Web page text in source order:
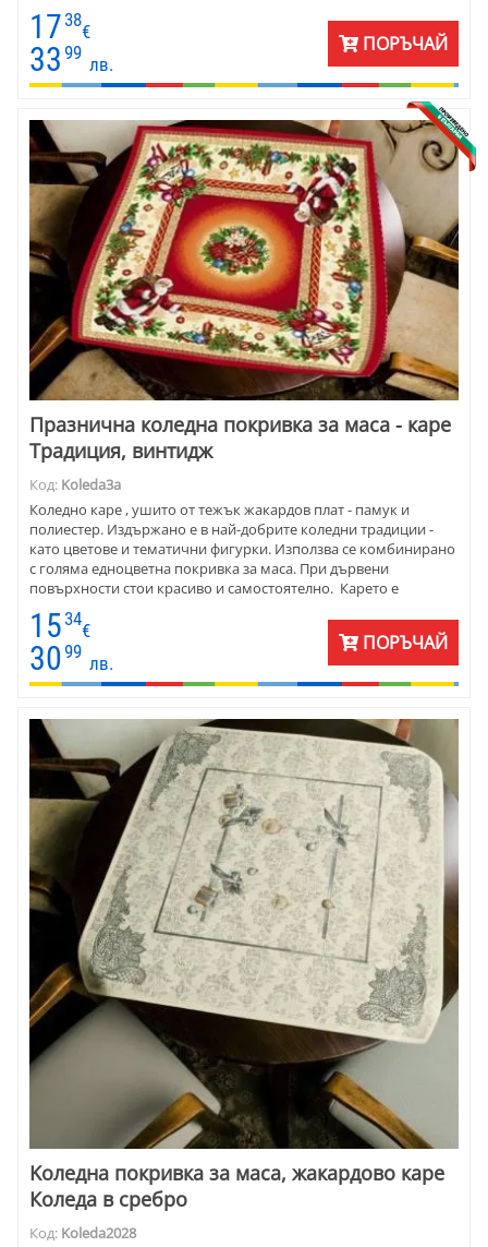
подходящ подарък за Коледа и чудесна коледна украса.
17 38
€
33 99
лв.
ПОРЪЧАЙ
Празнична коледна покривка за маса - каре
Традиция, винтидж
Код: Koleda3a
Коледно каре , ушито от тежък жакардов плат - памук и
полиестер. Издържано е в най-добрите коледни традиции -
като цветове и тематични фигурки. Използва се комбинирано
с голяма едноцветна покривка за маса. При дървени
повърхности стои красиво и самостоятелно. Карето е
прекрасен подарък за Коледа и Нова година , както и за
именните дни през зимата.
15 34
€
3099
лв.
ПОРЪЧАЙ
Kоледна покривка за маса, жакардово каре
Коледа в сребро
Код: Koleda2028